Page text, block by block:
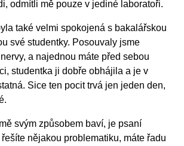
odmítli mě pouze v jediné laboratoři.
také velmi spokojená s bakalářskou
své studentky. Posouvaly jsme
a najednou máte před sebou
studentka ji dobře obhájila a je v
Sice ten pocit trvá jen jeden den,
svým způsobem baví, je psaní
nějakou problematiku, máte řadu